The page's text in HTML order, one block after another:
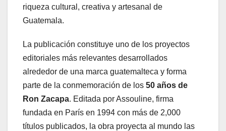
riqueza cultural, creativa y artesanal de
Guatemala.
La publicación constituye uno de los proyectos
editoriales más relevantes desarrollados
alrededor de una marca guatemalteca y forma
parte de la conmemoración de los 50 años de
Ron Zacapa. Editada por Assouline, firma
fundada en París en 1994 con más de 2,000
títulos publicados, la obra proyecta al mundo las